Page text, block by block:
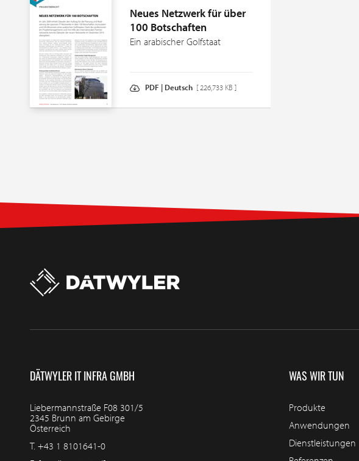
Neues Netzwerk für über
100 Botschaften
Ein arabischer Golfstaat
PDF | Deutsch [ 226,733 KB ]
DÄTWYLER IT INFRA GMBH
Liebermannstraße F08 301/5
2345 Brunn am Gebirge
Österreich
T. +43 1 8101641-0
WAS WIR TUN
Produkte
Anwendungen
Dienstleistungen